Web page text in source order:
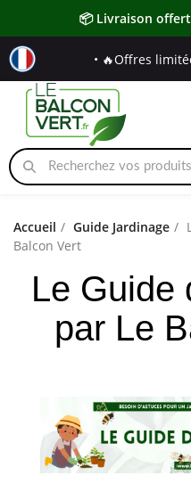
📦 Livraison
• 🔥Offres
Accueil Guide Jardinage
Balcon Vert
Le Guide
par Le